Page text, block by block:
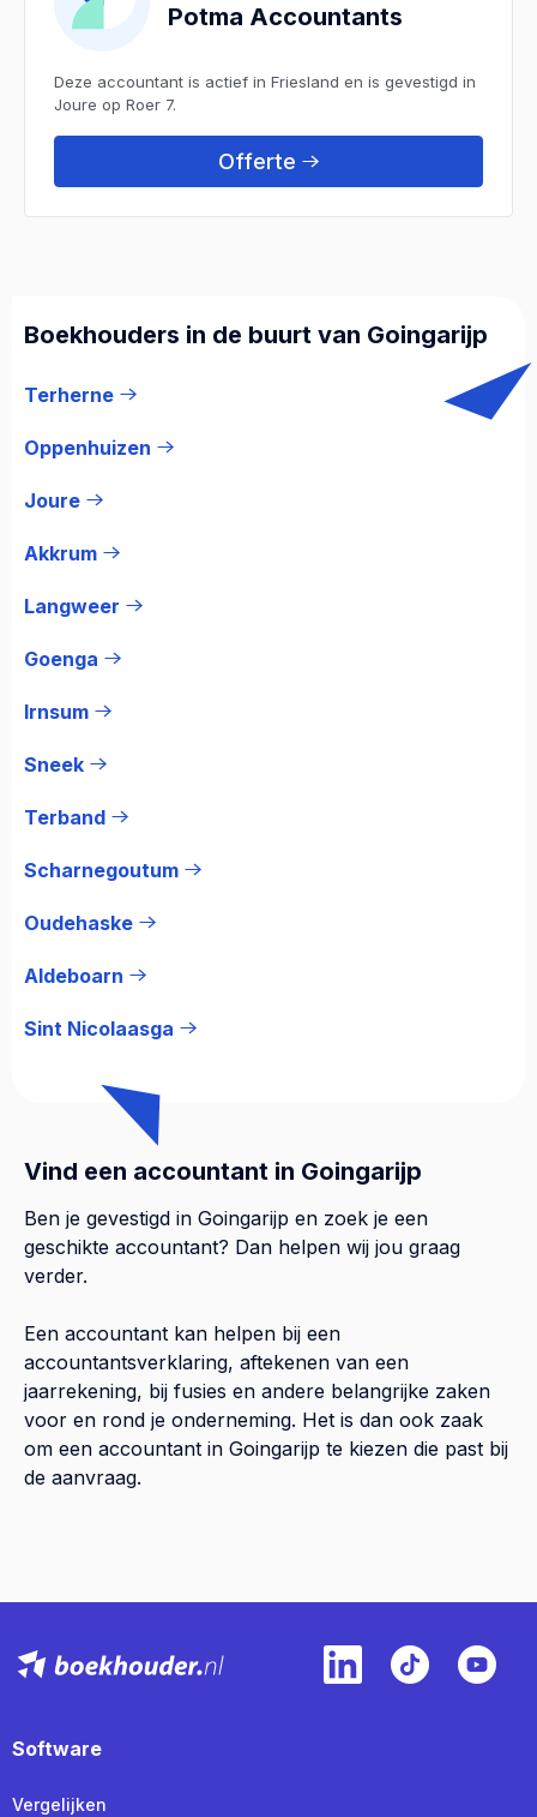
Potma Accountants
Deze accountant is actief in Friesland en is gevestigd in
Joure op Roer 7.
Offerte
Boekhouders in de buurt van Goingarijp
Terherne
Oppenhuizen
Joure
Akkrum
Langweer
Goenga
Irnsum
Sneek
Terband
Scharnegoutum
Oudehaske
Aldeboarn
Sint Nicolaasga
Vind een accountant in Goingarijp
Ben je gevestigd in Goingarijp en zoek je een
geschikte accountant? Dan helpen wij jou graag
verder.
Een accountant kan helpen bij een
accountantsverklaring, aftekenen van een
jaarrekening, bij fusies en andere belangrijke zaken
voor en rond je onderneming. Het is dan ook zaak
om een accountant in Goingarijp te kiezen die past bij
de aanvraag.
Software
Vergelijken